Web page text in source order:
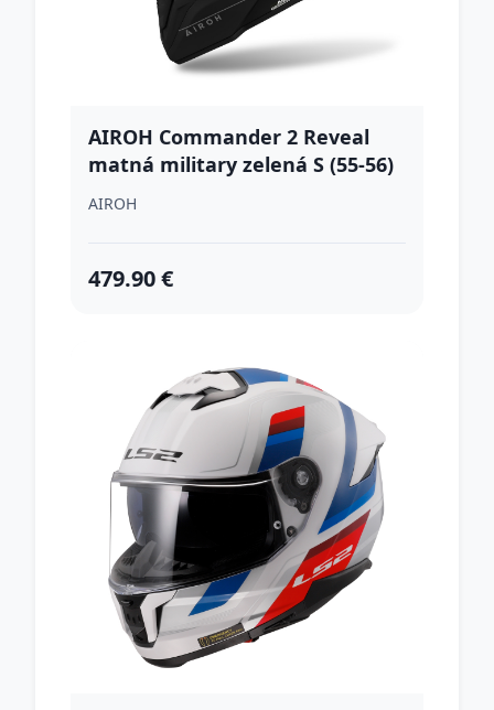
AIROH Commander 2 Reveal
matná military zelená S (55-56)
AIROH
479.90 €